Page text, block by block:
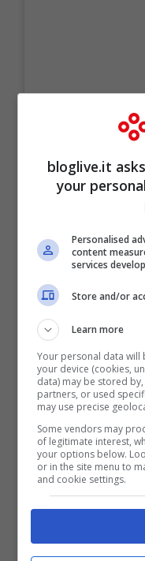
bloglive.it
your
Personalised
content
services
Store and/or
Learn more
Your personal data
your device (cookies,
data) may be stored
partners, or used
may use precise
Some vendors may
of legitimate interest,
your options below.
or in the site menu to
and cookie settings.